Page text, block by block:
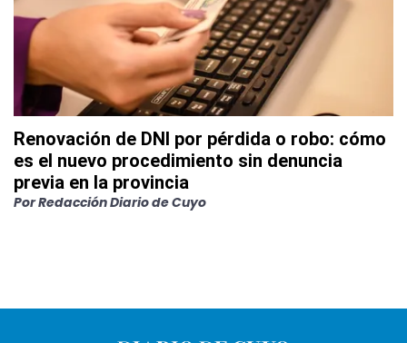
Renovación de DNI por pérdida o robo: cómo
es el nuevo procedimiento sin denuncia
previa en la provincia
PorRedacción Diario de Cuyo